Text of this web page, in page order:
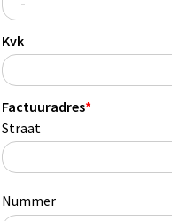
Kvk
Factuuradres*
Straat
Nummer